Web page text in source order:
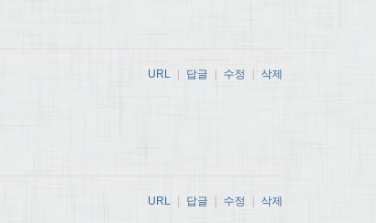
URL 답글 수정 삭제
URL 답글 수정 삭제